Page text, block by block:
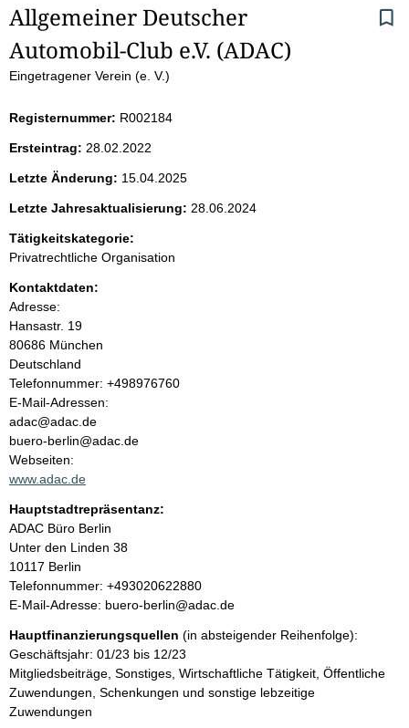
S
e
t
e
n
i
n
h
a
l
t
Allgemeiner Deutscher
Automobil-Club e.V. (ADAC)
Eingetragener Verein (e. V.)
Registernummer: R002184
Ersteintrag: 28.02.2022
Letzte Änderung: 15.04.2025
Letzte Jahresaktualisierung: 28.06.2024
Tätigkeitskategorie:
Privatrechtliche Organisation
Kontaktdaten:
Adresse:
Hansastr. 19
80686 München
Deutschland
K
o
n
t
a
k
i
n
f
o
r
m
a
t
i
o
n
Telefonnummer: +498976760
E-Mail-Adressen:
adac@adac.de
buero-berlin@adac.de
Webseiten:
www.adac.de
Hauptstadtrepräsentanz:
A
d
r
e
s
e
ADAC Büro Berlin
Unter den Linden 38
10117 Berlin
K
o
t
a
k
t
i
Telefonnummer: +493020622880
E-Mail-Adresse: buero-berlin@adac.de
Hauptfinanzierungsquellen (in absteigender Reihenfolge):
Geschäftsjahr: 01/23 bis 12/23
Mitgliedsbeiträge, Sonstiges, Wirtschaftliche Tätigkeit, Öffentliche
Zuwendungen, Schenkungen und sonstige lebzeitige
Zuwendungen